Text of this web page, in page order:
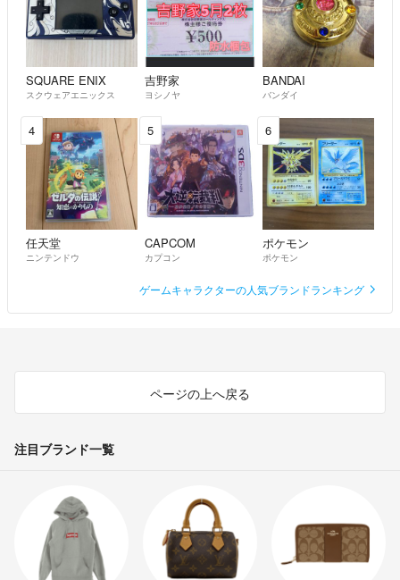
SQUARE ENIX
スクウェアエニックス
吉野家
ヨシノヤ
BANDAI
バンダイ
4
任天堂
ニンテンドウ
5
CAPCOM
カプコン
6
ポケモン
ポケモン
ゲームキャラクターの人気ブランドランキング
ページの上へ戻る
注目ブランド一覧